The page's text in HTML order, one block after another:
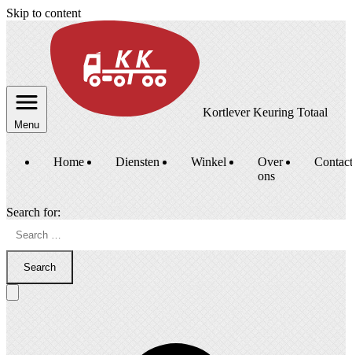
Skip to content
Menu
Kortlever Keuring Totaal
Home Diensten Winkel
Over
ons
Contact
Search for:
Search